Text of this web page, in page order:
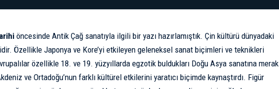
öncesinde Antik Çağ sanatıyla ilgili bir yazı hazırlamıştık. Çin kültürü dünyadaki
Özellikle Japonya ve Kore’yi etkileyen geleneksel sanat biçimleri ve teknikleri
özellikle 18. ve 19. yüzyıllarda egzotik buldukları Doğu Asya sanatına merak
ve Ortadoğu’nun farklı kültürel etkilerini yaratıcı biçimde kaynaştırdı. Figür